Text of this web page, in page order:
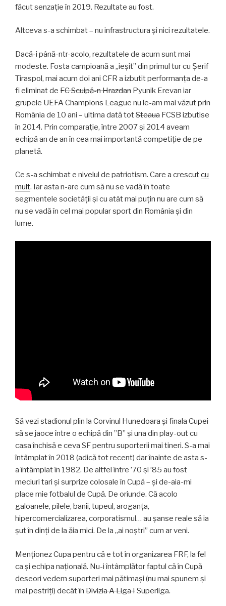
făcut senzație în 2019. Rezultate au fost.
Altceva s-a schimbat – nu infrastructura și nici rezultatele.
Dacă-i până-ntr-acolo, rezultatele de acum sunt mai
modeste. Fosta campioană a „ieșit” din primul tur cu Șerif
Tiraspol, mai acum doi ani CFR a izbutit performanța de-a
fi eliminat de FC Scuipă-n Hrazdan Pyunik Erevan iar
grupele UEFA Champions League nu le-am mai văzut prin
România de 10 ani – ultima dată totSteaua FCSB izbutise
în 2014. Prin comparație, între 2007 și 2014 aveam
echipă an de an în cea mai importantă competiție de pe
planetă.
Ce s-a schimbat e nivelul de patriotism. Care a crescutcu
mult. Iar asta n-are cum să nu se vadă în toate
segmentele societății și cu atât mai puțin nu are cum să
nu se vadă în cel mai popular sport din România și din
lume.
Să vezi stadionul plin la Corvinul Hunedoara și finala Cupei
să se jaoce între o echipă din ”B” și una din play-out cu
casa închisă e ceva SF pentru suporterii mai tineri. S-a mai
întâmplat în 2018 (adică tot recent) dar înainte de asta s-
a întâmplat în 1982. De altfel între ’70 și ’85 au fost
meciuri tari și surprize colosale în Cupă – și de-aia-mi
place mie fotbalul de Cupă. De oriunde. Că acolo
galoanele, pilele, banii, tupeul, aroganța,
hipercomercializarea, corporatismul… au șanse reale să ia
șut în dinți de la ăia mici. De la „ai noștri” cum ar veni.
Menționez Cupa pentru că e tot în organizarea FRF, la fel
ca și echipa națională. Nu-i întâmplător faptul că în Cupă
deseori vedem suporteri mai pătimași (nu mai spunem și
mai pestriți) decât în Divizia A Liga ISuperliga.